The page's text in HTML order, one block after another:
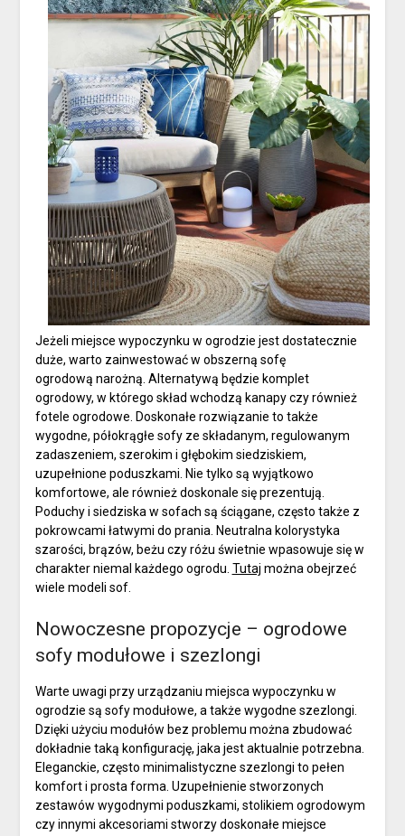
Jeżeli miejsce wypoczynku w ogrodzie jest dostatecznie
duże, warto zainwestować w obszerną sofę
ogrodową narożną. Alternatywą będzie komplet
ogrodowy, w którego skład wchodzą kanapy czy również
fotele ogrodowe. Doskonałe rozwiązanie to także
wygodne, półokrągłe sofy ze składanym, regulowanym
zadaszeniem, szerokim i głębokim siedziskiem,
uzupełnione poduszkami. Nie tylko są wyjątkowo
komfortowe, ale również doskonale się prezentują.
Poduchy i siedziska w sofach są ściągane, często także z
pokrowcami łatwymi do prania. Neutralna kolorystyka
szarości, brązów, beżu czy różu świetnie wpasowuje się w
charakter niemal każdego ogrodu. Tutaj można obejrzeć
wiele modeli sof.
Nowoczesne propozycje – ogrodowe
sofy modułowe i szezlongi
Warte uwagi przy urządzaniu miejsca wypoczynku w
ogrodzie są sofy modułowe, a także wygodne szezlongi.
Dzięki użyciu modułów bez problemu można zbudować
dokładnie taką konfigurację, jaka jest aktualnie potrzebna.
Eleganckie, często minimalistyczne szezlongi to pełen
komfort i prosta forma. Uzupełnienie stworzonych
zestawów wygodnymi poduszkami, stolikiem ogrodowym
czy innymi akcesoriami stworzy doskonałe miejsce